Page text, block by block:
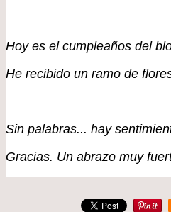
Hoy es el cumpleaños del
He recibido un ramo de
Sin palabras... hay
Gracias. Un abrazo muy